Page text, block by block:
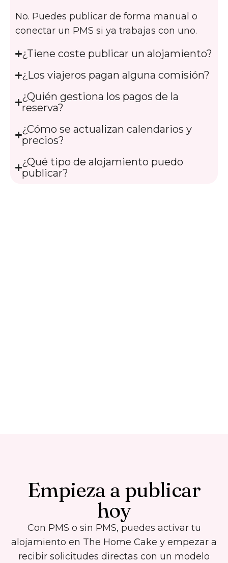
No. Puedes publicar de forma manual o
conectar un PMS si ya trabajas con uno.
¿Tiene coste publicar un alojamiento?
¿Los viajeros pagan alguna comisión?
¿Quién gestiona los pagos de la
reserva?
¿Cómo se actualizan calendarios y
precios?
¿Qué tipo de alojamiento puedo
publicar?
Empieza a publicar
hoy
Con PMS o sin PMS, puedes activar tu
alojamiento en The Home Cake y empezar a
recibir solicitudes directas con un modelo